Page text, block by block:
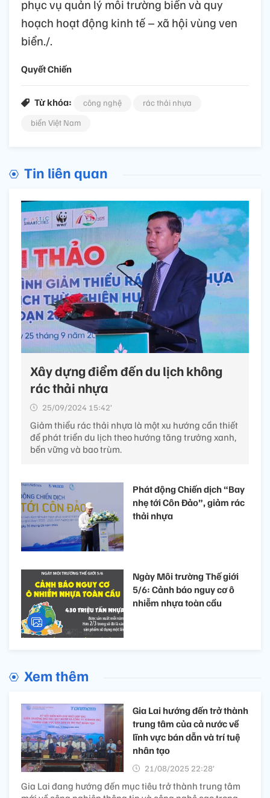
phục vụ quản lý môi trường biển và quy
hoạch hoạt động kinh tế – xã hội vùng ven
biển./.
Quyết Chiến
Từ khóa: công nghệ
rác thải nhựa
biển Việt Nam
Tin liên quan
Xây dựng điểm đến du lịch không
rác thải nhựa
25/09/2024 15:42’
Giảm thiểu rác thải nhựa là một xu hướng cần thiết
để phát triển du lịch theo hướng tăng trưởng xanh,
bền vững và bao trùm.
Phát động Chiến dịch “Bay
nhẹ tới Côn Đảo”, giảm rác
thải nhựa
Ngày Môi trường Thế giới
5/6: Cảnh báo nguy cơ ô
nhiễm nhựa toàn cầu
Xem thêm
Gia Lai hướng đến trở thành
trung tâm của cả nước về
lĩnh vực bán dẫn và trí tuệ
nhân tạo
21/08/2025 22:28’
Gia Lai đang hướng đến mục tiêu trở thành trung tâm